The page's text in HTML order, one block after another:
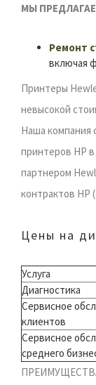
МЫ
Ремонт
включая
Принтеры
невысокой
Наша компания
принтеров HP
партнером
контрактов HP
Цены на
Услуга
Диагностика
Сервисное
клиентов
Сервисное
среднего